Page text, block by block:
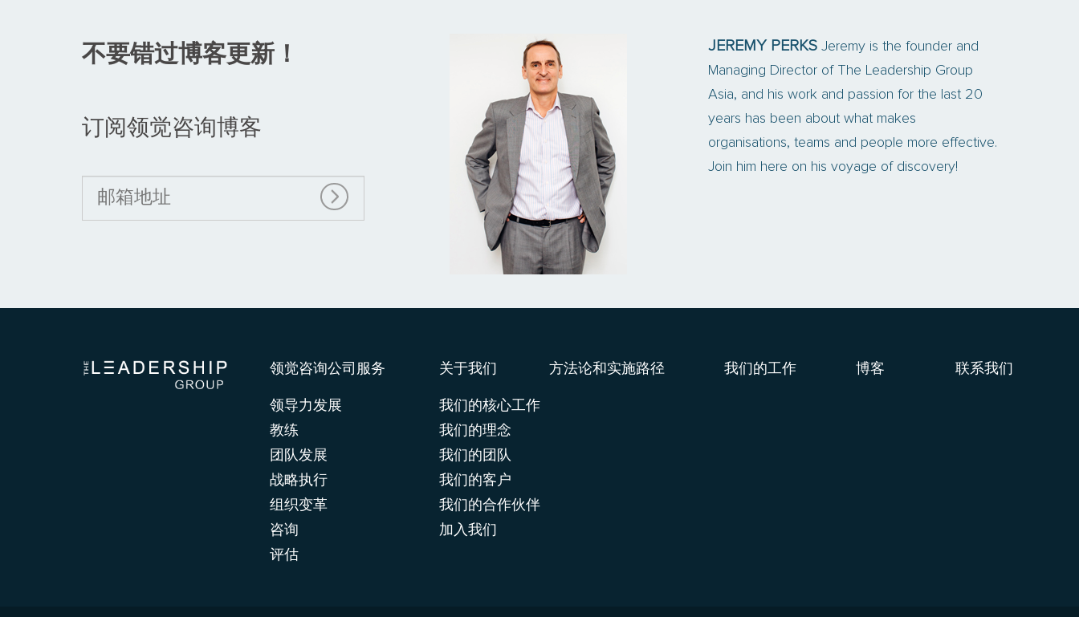
不要错过博客更新！
订阅领觉咨询博客
JEREMY PERKS Jeremy is the founder and
Managing Director of The Leadership Group
Asia, and his work and passion for the last 20
years has been about what makes
organisations, teams and people more effective.
Join him here on his voyage of discovery!
领觉咨询公司服务
领导力发展
教练
团队发展
战略执行
组织变革
咨询
评估
关于我们
我们的核心工作
我们的理念
我们的团队
我们的客户
我们的合作伙伴
加入我们
方法论和实施路径 我们的工作 博客 联系我们